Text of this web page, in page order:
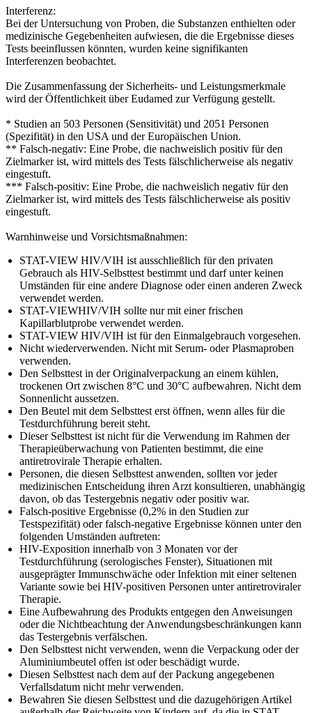
Interferenz:
Bei der Untersuchung von Proben, die Substanzen enthielten oder
medizinische Gegebenheiten aufwiesen, die die Ergebnisse dieses
Tests beeinflussen könnten, wurden keine signifikanten
Interferenzen beobachtet.
Die Zusammenfassung der Sicherheits- und Leistungsmerkmale
wird der Öffentlichkeit über Eudamed zur Verfügung gestellt.
* Studien an 503 Personen (Sensitivität) und 2051 Personen
(Spezifität) in den USA und der Europäischen Union.
** Falsch-negativ: Eine Probe, die nachweislich positiv für den
Zielmarker ist, wird mittels des Tests fälschlicherweise als negativ
eingestuft.
*** Falsch-positiv: Eine Probe, die nachweislich negativ für den
Zielmarker ist, wird mittels des Tests fälschlicherweise als positiv
eingestuft.
Warnhinweise und Vorsichtsmaßnahmen:
STAT-VIEW HIV/VIH ist ausschließlich für den privaten
Gebrauch als HIV-Selbsttest bestimmt und darf unter keinen
Umständen für eine andere Diagnose oder einen anderen Zweck
verwendet werden.
STAT-VIEWHIV/VIH sollte nur mit einer frischen
Kapillarblutprobe verwendet werden.
STAT-VIEW HIV/VIH ist für den Einmalgebrauch vorgesehen.
Nicht wiederverwenden. Nicht mit Serum- oder Plasmaproben
verwenden.
Den Selbsttest in der Originalverpackung an einem kühlen,
trockenen Ort zwischen 8°C und 30°C aufbewahren. Nicht dem
Sonnenlicht aussetzen.
Den Beutel mit dem Selbsttest erst öffnen, wenn alles für die
Testdurchführung bereit steht.
Dieser Selbsttest ist nicht für die Verwendung im Rahmen der
Therapieüberwachung von Patienten bestimmt, die eine
antiretrovirale Therapie erhalten.
Personen, die diesen Selbsttest anwenden, sollten vor jeder
medizinischen Entscheidung ihren Arzt konsultieren, unabhängig
davon, ob das Testergebnis negativ oder positiv war.
Falsch-positive Ergebnisse (0,2% in den Studien zur
Testspezifität) oder falsch-negative Ergebnisse können unter den
folgenden Umständen auftreten:
HIV-Exposition innerhalb von 3 Monaten vor der
Testdurchführung (serologisches Fenster), Situationen mit
ausgeprägter Immunschwäche oder Infektion mit einer seltenen
Variante sowie bei HIV-positiven Personen unter antiretroviraler
Therapie.
Eine Aufbewahrung des Produkts entgegen den Anweisungen
oder die Nichtbeachtung der Anwendungsbeschränkungen kann
das Testergebnis verfälschen.
Den Selbsttest nicht verwenden, wenn die Verpackung oder der
Aluminiumbeutel offen ist oder beschädigt wurde.
Diesen Selbsttest nach dem auf der Packung angegebenen
Verfallsdatum nicht mehr verwenden.
Bewahren Sie diesen Selbsttest und die dazugehörigen Artikel